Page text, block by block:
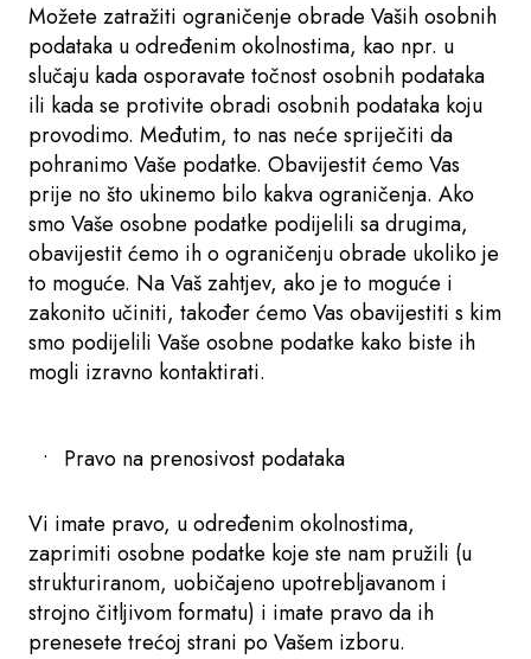
Možete zatražiti ograničenje obrade Vaših osobnih
podataka u određenim okolnostima, kao npr. u
slučaju kada osporavate točnost osobnih podataka
ili kada se protivite obradi osobnih podataka koju
provodimo. Međutim, to nas neće spriječiti da
pohranimo Vaše podatke. Obavijestit ćemo Vas
prije no što ukinemo bilo kakva ograničenja. Ako
smo Vaše osobne podatke podijelili sa drugima,
obavijestit ćemo ih o ograničenju obrade ukoliko je
to moguće. Na Vaš zahtjev, ako je to moguće i
zakonito učiniti, također ćemo Vas obavijestiti s kim
smo podijelili Vaše osobne podatke kako biste ih
mogli izravno kontaktirati.
Pravo na prenosivost podataka
Vi imate pravo, u određenim okolnostima,
zaprimiti osobne podatke koje ste nam pružili (u
strukturiranom, uobičajeno upotrebljavanom i
strojno čitljivom formatu) i imate pravo da ih
prenesete trećoj strani po Vašem izboru.